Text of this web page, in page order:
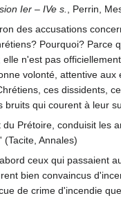
Ier – IVe s.
, Perrin,
des accusations
Pourquoi? Parce
elle n'est pas
volonté, attentive
ces dissidents,
bruits qui courent à leur
du Prétoire, conduisit les
(Tacite, Annales)
ceux qui passaient
bien convaincus
de crime d'incendie